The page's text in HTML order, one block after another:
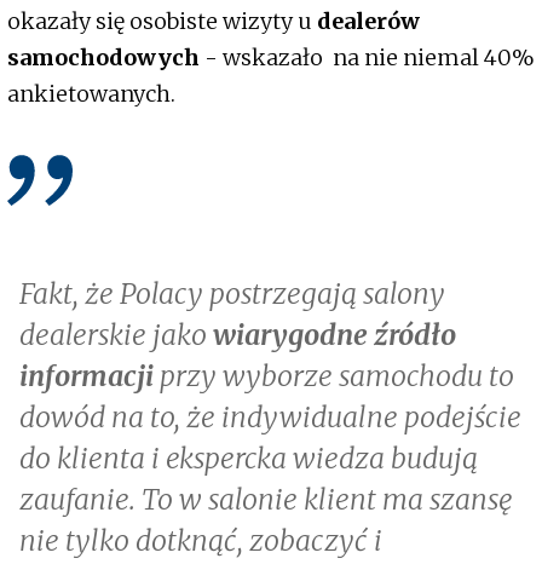
okazały się osobiste wizyty u dealerów
samochodowych - wskazało na nie niemal 40%
ankietowanych.
Fakt, że Polacy postrzegają salony
dealerskie jako wiarygodne źródło
informacji przy wyborze samochodu to
dowód na to, że indywidualne podejście
do klienta i ekspercka wiedza budują
zaufanie. To w salonie klient ma szansę
nie tylko dotknąć, zobaczyć i